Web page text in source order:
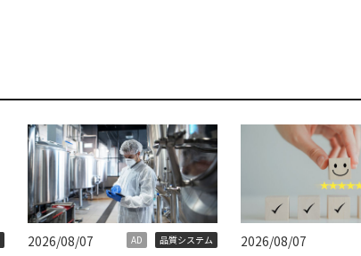
2026/08/07 AD 品質システム 2026/08/07